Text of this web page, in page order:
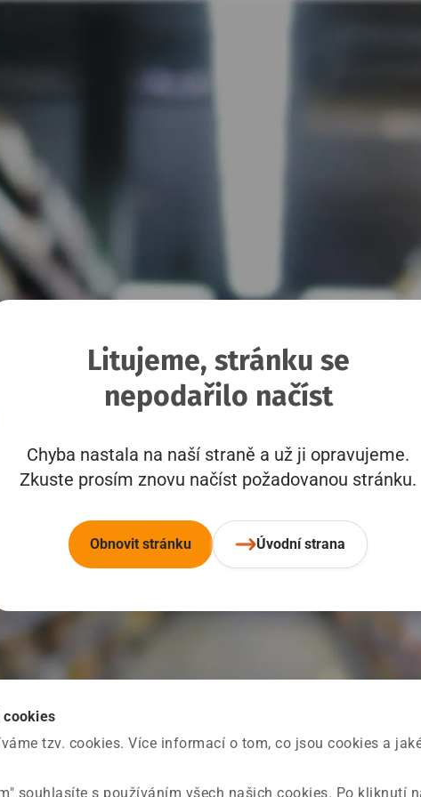
cookies
tzv. cookies. Více informací o tom, co jsou cookies a
souhlasíte s používáním všech našich cookies. Po kliknutí
Litujeme, stránku se
nepodařilo načíst
Chyba nastala na naší straně a už ji opravujeme.
Zkuste prosím znovu načíst požadovanou stránku.
Obnovit stránku Úvodní strana